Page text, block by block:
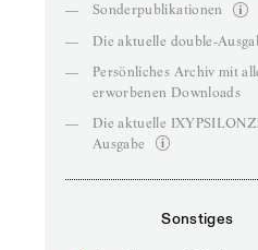
—
Sonderpublikationen
—
Die aktuelle double-
—
Persönliches Archiv mit
erworbenen Downloads
—
Die aktuelle
Ausgabe
Sonstiges